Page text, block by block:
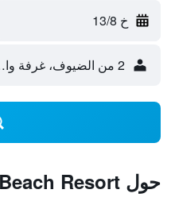
خ 13/8
2 من الضيوف، غرفة واحدة
حول Villa Danialla Beach Resort